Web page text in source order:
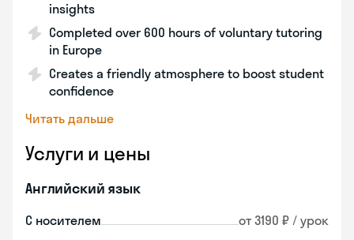
insights
Completed over 600 hours of voluntary tutoring
in Europe
Creates a friendly atmosphere to boost student
confidence
Читать дальше
Услуги и цены
Английский язык
С носителем от 3190 ₽ / урок